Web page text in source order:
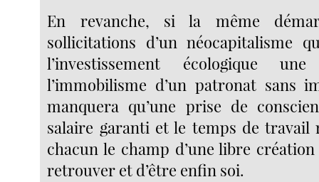
En revanche, si la même
sollicitations d’un néocapitalisme
l’investissement écologique
l’immobilisme d’un patronat sans
manquera qu’une prise de
salaire garanti et le temps de
chacun le champ d’une libre
retrouver et d’être enfin soi.